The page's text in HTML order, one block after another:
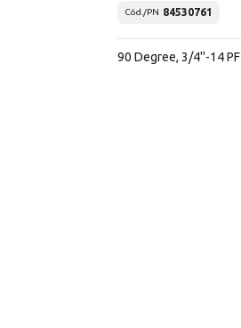
Cód./PN 84530761
90 Degree, 3/4''-14 PF